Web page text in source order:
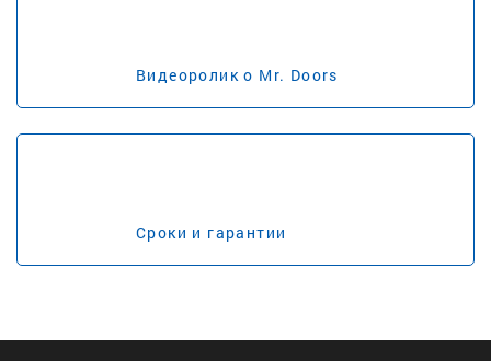
Видеоролик о Mr. Doors
Сроки и гарантии